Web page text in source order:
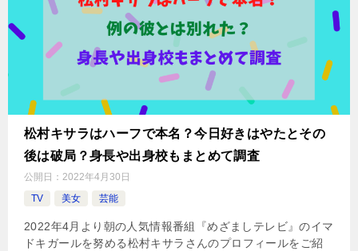
松村キサラはハーフで本名？今日好きはやたとその
後は破局？身長や出身校もまとめて調査
公開日： 2022年4月30日
TV
美女 芸能
2022年4月より朝の人気情報番組『めざましテレビ』のイマ
ドキガールを努める松村キサラさんのプロフィールをご紹